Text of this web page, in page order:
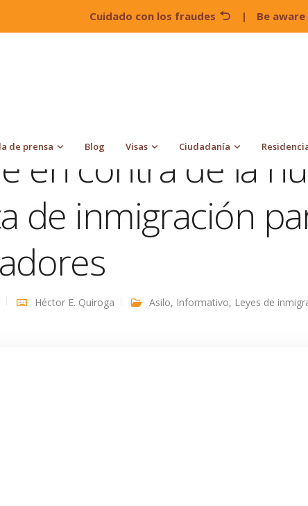
Cuidado con los fraudes | Be
de prensa Blog Visas Ciudadanía
en contra de la
de inmigración
Héctor E. Quiroga Asilo, Informativo, Leyes de